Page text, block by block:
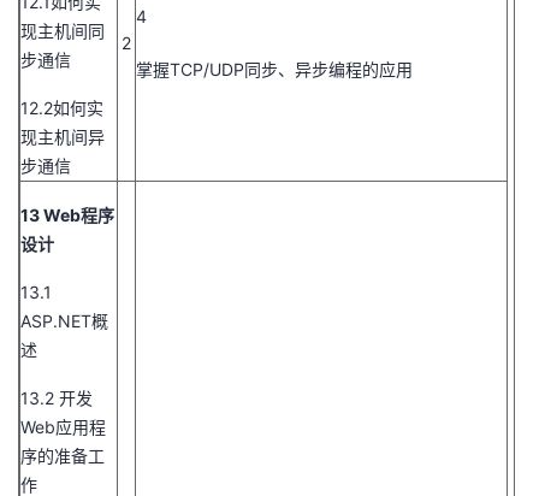
现主机间同
步通信
12.2如何实
现主机间异
步通信
2
4
掌握TCP/UDP同步、异步编程的应用
13 Web程序
设计
13.1
ASP.NET概
述
13.2 开发
Web应用程
序的准备工
作